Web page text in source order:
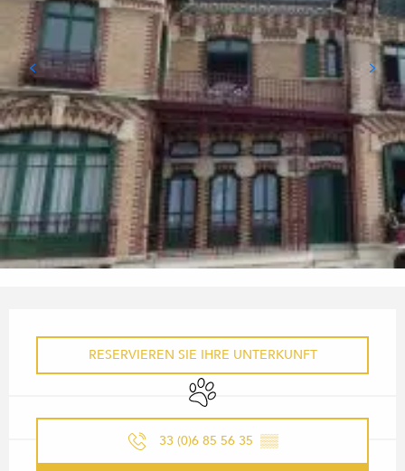
RESERVIEREN SIE IHRE UNTERKUNFT
Tiere erlaubt
33 (0)6 85 56 35 ▒▒